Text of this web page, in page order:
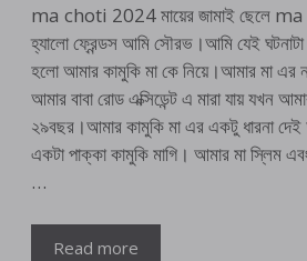
ma choti 2024 মায়ের জামাই ছেলে
হ্যালো ফ্রেন্ডস আমি সৌরভ।আমি যেই ঘটনাটা
হলো আমার কামুকি মা কে নিয়ে।আমার মা এর
আমার বাবা রোড এক্সিডেন্ট এ মারা যায় যখন
২৯বছর।আমার কামুকি মা এর একটু ধারনা
একটা পাক্কা কামুকি মাগি। আমার মা স্লিম
…
Read more